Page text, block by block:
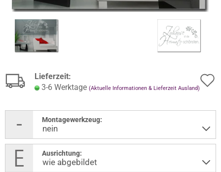
Lieferzeit:
3-6 Werktage (Aktuelle Informationen & Lieferzeit Ausland)
Montagewerkzeug:
Ausrichtung: